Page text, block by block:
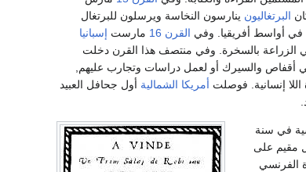
البرتغاليون ينارسون النخاسة ويرسلون للبرتغال
في أواسط أفريقيا. وفي القرن 16 مارست إسبانيا
في الزراعة بالسخرة. وفي منتصف هذا القرن دخلت
في أقفاص والسيرك أو لعمل دراسات وتجارب عليهم,
إنسانية. فوصلت أمريكا الشمالية أول جحافل العبيد
في سنة
مقيم على
مجلس الثورة الفرنسي